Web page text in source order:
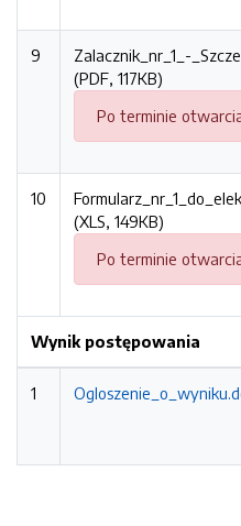
9
Zalacznik_nr_1_-
(PDF, 117KB)
Po terminie
10
(XLS, 149KB)
Po terminie
Wynik postępowania
1